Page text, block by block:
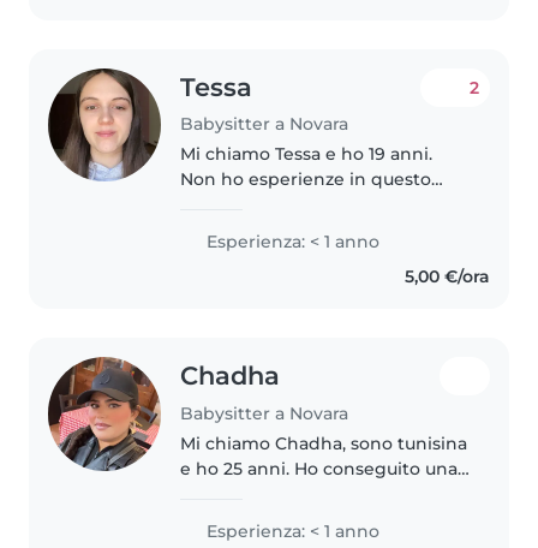
Tessa
Babysitter a Novara
2
Mi chiamo Tessa e ho 19 anni.
Non ho esperienze in questo
occasioni di guardare dei
bambini per qualche ora. Al
Esperienza: < 1 anno
5,00 €/ora
Chadha
Babysitter a Novara
Mi chiamo Chadha, sono tunisina
e ho 25 anni. Ho conseguito una
sto proseguendo i miei studi con
Esperienza: < 1 anno